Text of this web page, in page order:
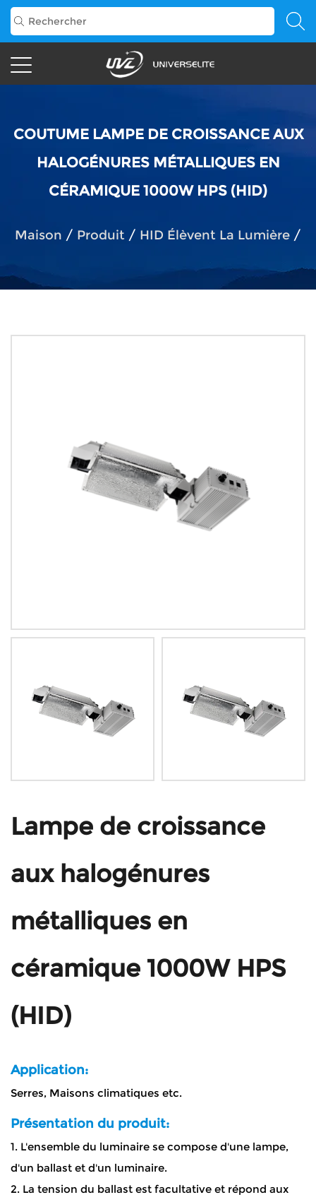
COUTUME LAMPE DE CROISSANCE AUX
HALOGÉNURES MÉTALLIQUES EN
CÉRAMIQUE 1000W HPS (HID)
Maison / Produit / HID Élèvent La Lumière /
Lampe de croissance
aux halogénures
métalliques en
céramique 1000W HPS
(HID)
Application:
Serres, Maisons climatiques etc.
Présentation du produit:
1. L'ensemble du luminaire se compose d'une lampe,
d'un ballast et d'un luminaire.
2. La tension du ballast est facultative et répond aux